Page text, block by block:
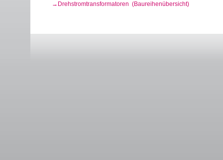
Drehstromtransformatoren (Baureihenübersicht)